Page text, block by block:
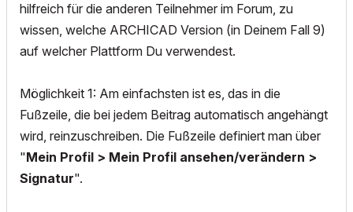
hilfreich für die anderen Teilnehmer im Forum, zu
wissen, welche ARCHICAD Version (in Deinem Fall 9)
auf welcher Plattform Du verwendest.
Möglichkeit 1: Am einfachsten ist es, das in die
Fußzeile, die bei jedem Beitrag automatisch angehängt
wird, reinzuschreiben. Die Fußzeile definiert man über
"Mein Profil > Mein Profil ansehen/verändern >
Signatur".